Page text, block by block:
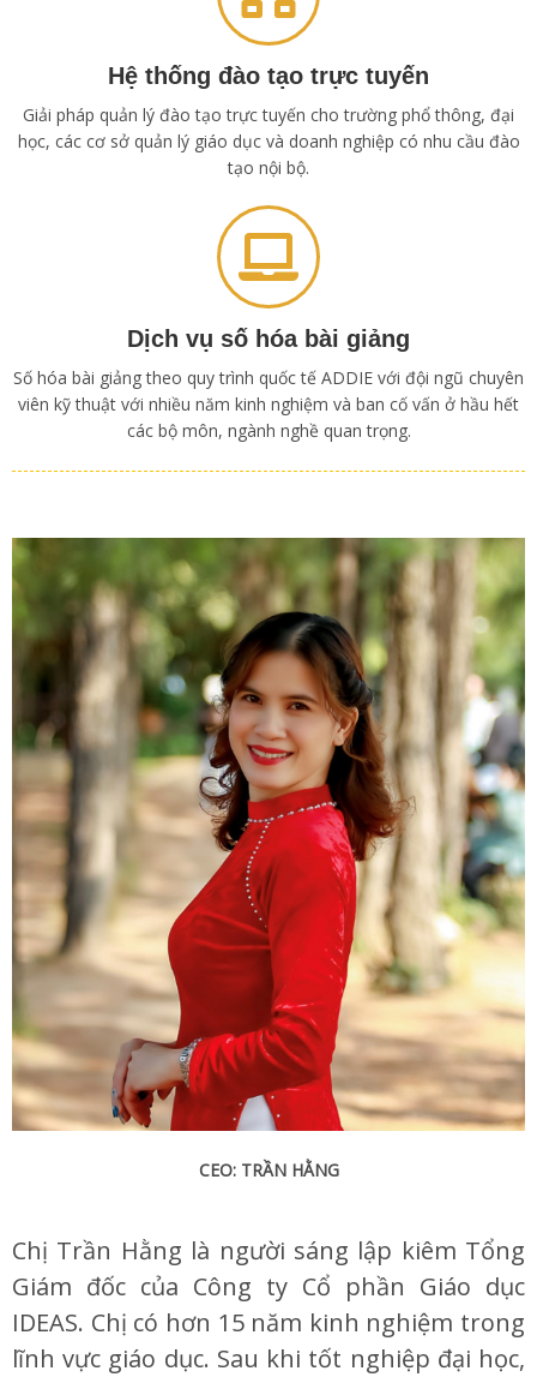
Hệ thống đào tạo trực tuyến
Giải pháp quản lý đào tạo trực tuyến cho trường phổ thông, đại
học, các cơ sở quản lý giáo dục và doanh nghiệp có nhu cầu đào
tạo nội bộ.
Dịch vụ số hóa bài giảng
Số hóa bài giảng theo quy trình quốc tế ADDIE với đội ngũ chuyên
viên kỹ thuật với nhiều năm kinh nghiệm và ban cố vấn ở hầu hết
các bộ môn, ngành nghề quan trọng.
CEO: TRẦN HẰNG
Chị Trần Hằng là người sáng lập kiêm Tổng
Giám đốc của Công ty Cổ phần Giáo dục
IDEAS. Chị có hơn 15 năm kinh nghiệm trong
lĩnh vực giáo dục. Sau khi tốt nghiệp đại học,